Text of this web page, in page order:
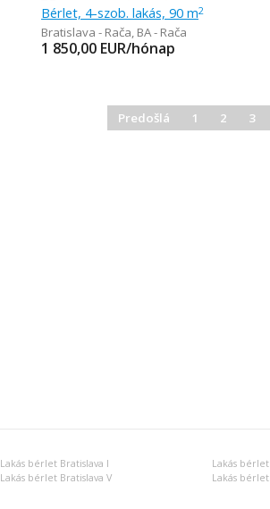
Bérlet, 4-szob. lakás, 90 m2
Bratislava - Rača, BA - Rača
1 850,00 EUR/hónap
Predošlá 1 2 3
Lakás bérlet Bratislava I Lakás
Lakás bérlet Bratislava V
Lakás